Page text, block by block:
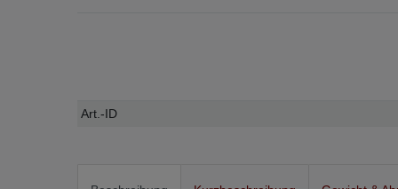
Technisches
Wert
Art.-ID